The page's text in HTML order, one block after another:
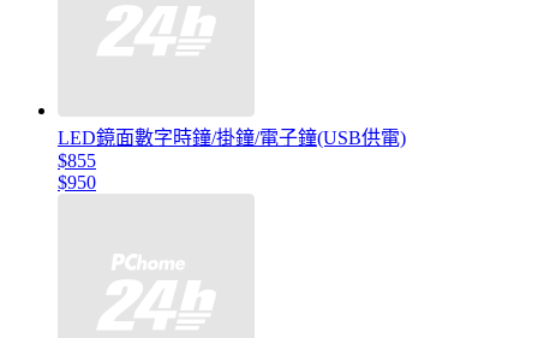
LED鏡面數字時鐘/掛鐘/電子鐘(USB供電)
$855
$950